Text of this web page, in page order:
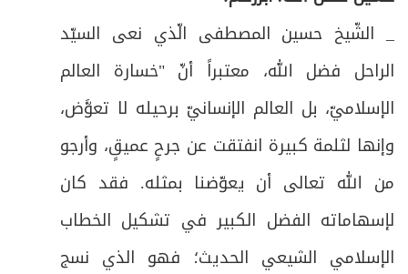
_ الشّيخ حسين المصطفى الّذي نعى السيّد
الراحل فضل الله، معتبراً أنّ "خسارة العالم
الإسلاميّ، بل العالم الإنسانيّ برحيله لا تعوَّض،
وإنها لثلمة كبيرة انفتقت عن جرحٍ عميقٍ، وأرجو
من الله تعالى أن يعوّضنا بمثله. فقد كان
لإسهاماته الفضل الكبير في تشكيل الخطاب
الإسلامي الشيعي الحديث؛ فهو الذي نسج